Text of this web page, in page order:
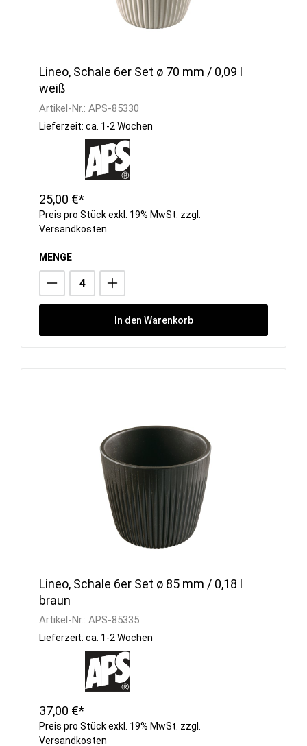
Lineo, Schale 6er Set ø 70 mm / 0,09 l
weiß
Artikel-Nr.: APS-85330
Lieferzeit: ca. 1-2 Wochen
25,00 €*
Preis pro Stück exkl. 19% MwSt. zzgl.
Versandkosten
MENGE
In den Warenkorb
Lineo, Schale 6er Set ø 85 mm / 0,18 l
braun
Artikel-Nr.: APS-85335
Lieferzeit: ca. 1-2 Wochen
37,00 €*
Preis pro Stück exkl. 19% MwSt. zzgl.
Versandkosten